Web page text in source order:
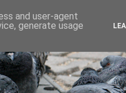
and user-agent
generate usage